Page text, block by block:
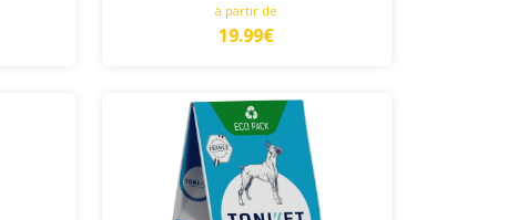
à partir de
19.99€